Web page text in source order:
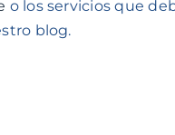
o los servicios que
blog.